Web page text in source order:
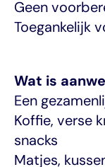
Geen
Toegankelijk
Wat is
Een
Koffie, verse
snacks
Matjes,